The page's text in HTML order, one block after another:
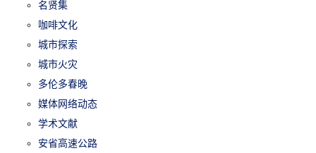
名贤集
咖啡文化
城市探索
城市火灾
多伦多春晚
媒体网络动态
学术文献
安省高速公路